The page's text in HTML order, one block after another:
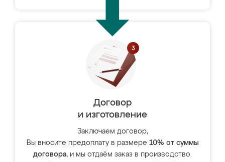
Договор
и изготовление
Заключаем договор,
Вы вносите предоплату в размере 10% от суммы
договора, и мы отдаём заказ в производство.